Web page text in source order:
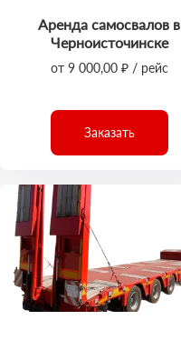
Аренда самосвалов в
Черноисточинске
от 9 000,00 ₽ / рейс
Заказать